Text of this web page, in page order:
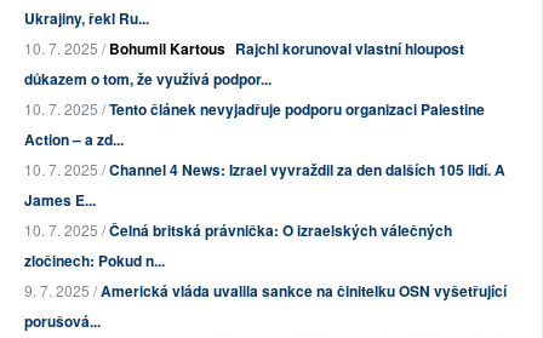
Ukrajiny, řekl Ru...
10. 7. 2025 /Bohumil Kartous Rajchl korunoval vlastní hloupost
důkazem o tom, že využívá podpor...
10. 7. 2025 /Tento článek nevyjadřuje podporu organizaci Palestine
Action – a zd...
10. 7. 2025 /Channel 4 News: Izrael vyvraždil za den dalších 105 lidí. A
James E...
10. 7. 2025 /Čelná britská právnička: O izraelských válečných
zločinech: Pokud n...
9. 7. 2025 /Americká vláda uvalila sankce na činitelku OSN vyšetřující
porušová...